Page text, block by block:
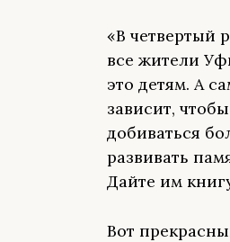
«В четвертый
все жители
это детям. А
зависит,
добиваться
развивать
Дайте им
Вот